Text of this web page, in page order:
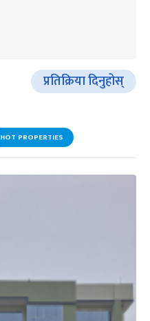
प्रतिक्रिया दिनुहोस्
HOT PROPERTIES